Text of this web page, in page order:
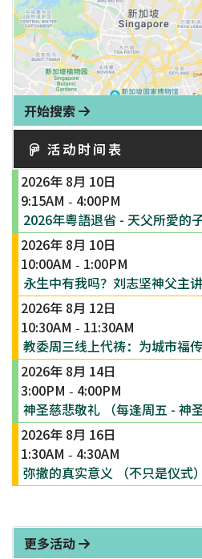
开始搜索
活动时间表
2026年 8月 10日
9:15AM - 4:00PM
2026年粵語退省 - 天父所愛的
2026年 8月 10日
10:00AM - 1:00PM
永生中有我吗？刘志坚神父主讲
2026年 8月 12日
10:30AM - 11:30AM
教委周三线上代祷：为城市福
2026年 8月 14日
3:00PM - 4:00PM
神圣慈悲敬礼 （每逢周五 - 神
2026年 8月 16日
1:30AM - 4:30AM
弥撒的真实意义 （不只是仪式）
更多活动